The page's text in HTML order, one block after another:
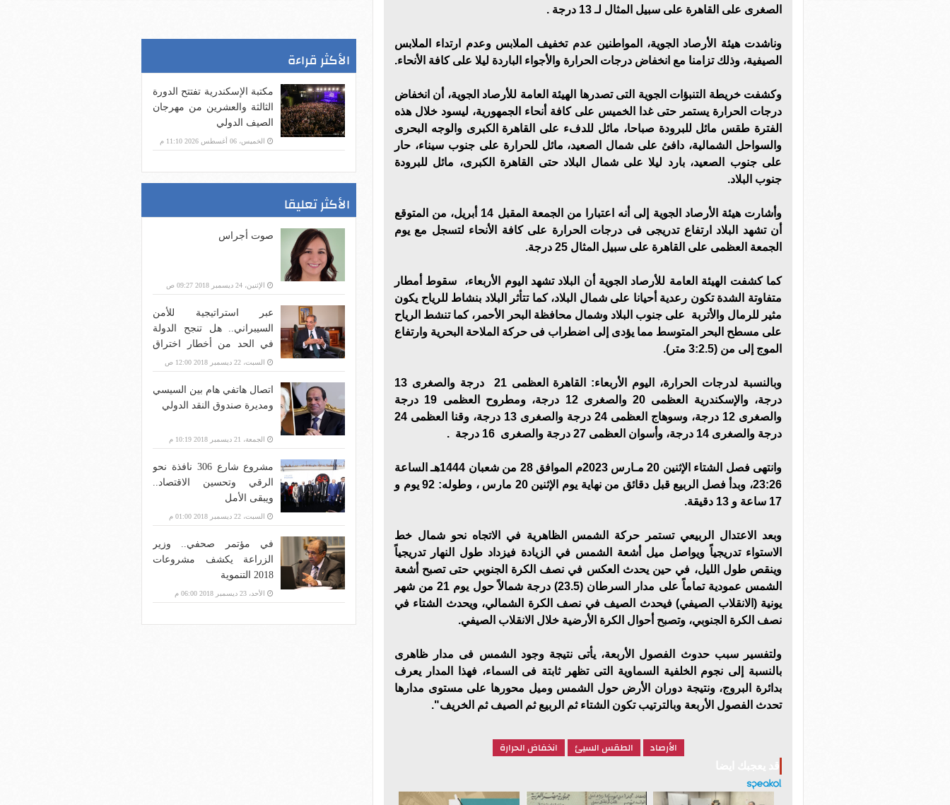
الصغرى على القاهرة على سبيل المثال لـ 13 درجة .
وناشدت هيئة الأرصاد الجوية، المواطنين عدم تخفيف الملابس وعدم ارتداء الملابس
الصيفية، وذلك تزامنا مع انخفاض درجات الحرارة والأجواء الباردة ليلا على كافة الأنحاء.
وكشفت خريطة التنبؤات الجوية التى تصدرها الهيئة العامة للأرصاد الجوية، أن انخفاض
درجات الحرارة يستمر حتى غدا الخميس على كافة أنحاء الجمهورية، ليسود خلال هذه
الفترة طقس مائل للبرودة صباحا، مائل للدفء على القاهرة الكبرى والوجه البحرى
والسواحل الشمالية، دافئ على شمال الصعيد، مائل للحرارة على جنوب سيناء، حار
على جنوب الصعيد، بارد ليلا على شمال البلاد حتى القاهرة الكبرى، مائل للبرودة
جنوب البلاد.
وأشارت هيئة الأرصاد الجوية إلى أنه اعتبارا من الجمعة المقبل 14 أبريل، من المتوقع
أن تشهد البلاد ارتفاع تدريجى فى درجات الحرارة على كافة الأنحاء لتسجل مع يوم
الجمعة العظمى على القاهرة على سبيل المثال 25 درجة.
كما كشفت الهيئة العامة للأرصاد الجوية أن البلاد تشهد اليوم الأربعاء، سقوط أمطار
متفاوتة الشدة تكون رعدية أحيانا على شمال البلاد، كما تتأثر البلاد بنشاط للرياح يكون
مثير للرمال والأتربة على جنوب البلاد وشمال محافظة البحر الأحمر، كما تنشط الرياح
على مسطح البحر المتوسط مما يؤدى إلى اضطراب فى حركة الملاحة البحرية وارتفاع
الموج إلى من (3:2.5 متر).
وبالنسبة لدرجات الحرارة، اليوم الأربعاء: القاهرة العظمى 21 درجة والصغرى 13
درجة، والإسكندرية العظمى 20 والصغرى 12 درجة، ومطروح العظمى 19 درجة
والصغرى 12 درجة، وسوهاج العظمى 24 درجة والصغرى 13 درجة، وقنا العظمى 24
درجة والصغرى 14 درجة، وأسوان العظمى 27 درجة والصغرى 16 درجة .
وانتهى فصل الشتاء الإثنين 20 مـارس 2023م الموافق 28 من شعبان 1444هـ الساعة
23:26، وبدأ فصل الربيع قبل دقائق من نهاية يوم الإثنين 20 مارس ، وطوله: 92 يوم و
17 ساعة و 13 دقيقة.
وبعد الاعتدال الربيعي تستمر حركة الشمس الظاهرية في الاتجاه نحو شمال خط
الاستواء تدريجياً ويواصل ميل أشعة الشمس في الزيادة فيزداد طول النهار تدريجياً
وينقص طول الليل، في حين يحدث العكس في نصف الكرة الجنوبي حتى تصبح أشعة
الشمس عمودية تماماً على مدار السرطان (23.5) درجة شمالاً حول يوم 21 من شهر
يونية (الانقلاب الصيفي) فيحدث الصيف في نصف الكرة الشمالي، ويحدث الشتاء في
نصف الكرة الجنوبي، وتصبح أحوال الكرة الأرضية خلال الانقلاب الصيفي.
ولتفسير سبب حدوث الفصول الأربعة، يأتى نتيجة وجود الشمس فى مدار ظاهرى
بالنسبة إلى نجوم الخلفية السماوية التى تظهر ثابتة فى السماء، فهذا المدار يعرف
بدائرة البروج، ونتيجة دوران الأرض حول الشمس وميل محورها على مستوى مدارها
تحدث الفصول الأربعة وبالترتيب تكون الشتاء ثم الربيع ثم الصيف ثم الخريف".
الأرصاد الطقس السيئ انخفاض الحرارة
الأكثر قراءة
مكتبة الإسكندرية تفتتح الدورة
الثالثة والعشرين من مهرجان
الصيف الدولي
الخميس، 06 أغسطس 2026 11:10 م
الأكثر تعليقا
صوت أجراس
الإثنين، 24 ديسمبر 2018 09:27 ص
عبر استراتيجية للأمن
السيبراني.. هل تنجح الدولة
في الحد من أخطار اختراق
بنية الاتصالات؟
السبت، 22 ديسمبر 2018 12:00 ص
اتصال هاتفي هام بين السيسي
ومديرة صندوق النقد الدولي
الجمعة، 21 ديسمبر 2018 10:19 م
مشروع شارع 306 نافذة نحو
الرقي وتحسين الاقتصاد..
ويبقى الأمل
السبت، 22 ديسمبر 2018 01:00 م
في مؤتمر صحفي.. وزير
الزراعة يكشف مشروعات
2018 التنموية
الأحد، 23 ديسمبر 2018 06:00 م